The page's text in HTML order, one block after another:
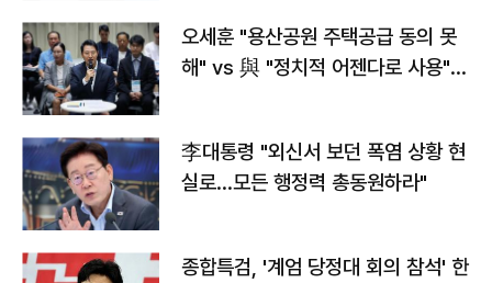
오세훈 "용산공원 주택공급 동의 못
해" vs 與 "정치적 어젠다로 사용"
李대통령 "외신서 보던 폭염 상황 현
실로…모든 행정력 총동원하라"
종합특검, '계엄 당정대 회의 참석' 한